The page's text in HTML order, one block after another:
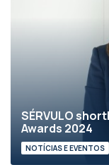
SÉRVULO
Awards 2024
NOTÍCIAS E EVENTOS